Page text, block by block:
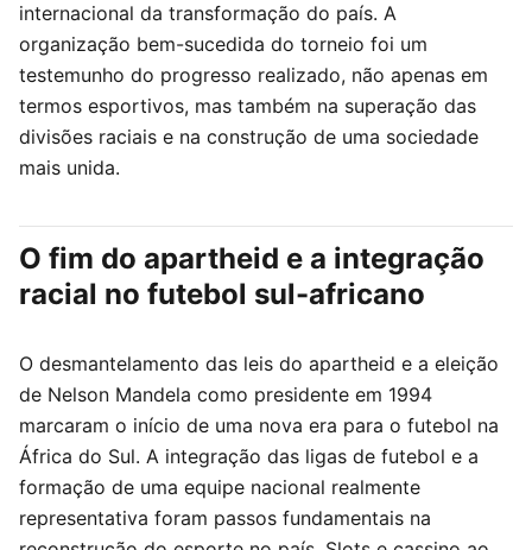
internacional da transformação do país. A
organização bem-sucedida do torneio foi um
testemunho do progresso realizado, não apenas em
termos esportivos, mas também na superação das
divisões raciais e na construção de uma sociedade
mais unida.
O fim do apartheid e a integração
racial no futebol sul-africano
O desmantelamento das leis do apartheid e a eleição
de Nelson Mandela como presidente em 1994
marcaram o início de uma nova era para o futebol na
África do Sul. A integração das ligas de futebol e a
formação de uma equipe nacional realmente
representativa foram passos fundamentais na